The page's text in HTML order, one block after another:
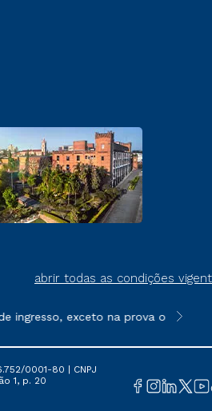
abrir todas as condições
exceto na prova on-line
0001-80 | CNPJ
1, p. 20